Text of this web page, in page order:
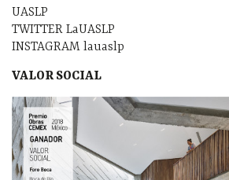
UASLP
TWITTER LaUASLP
INSTAGRAM lauaslp
VALOR SOCIAL